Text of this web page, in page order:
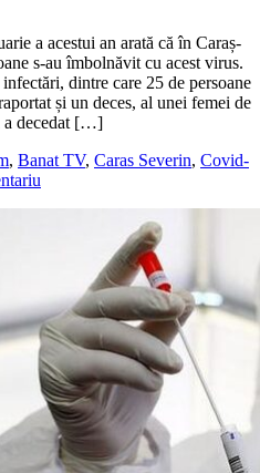
a acestui an arată că în Caraș-
s-au îmbolnăvit cu acest virus.
dintre care 25 de persoane
și un deces, al unei femei de
a decedat […]
, Banat TV, Caras Severin, Covid-